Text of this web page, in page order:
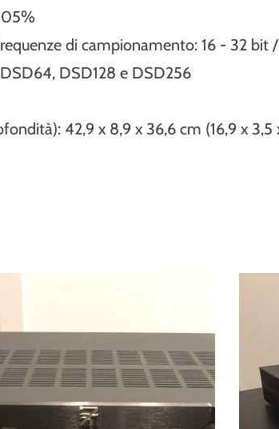
di campionamento: 16 - 32 bit
DSD128 e DSD256
42,9 x 8,9 x 36,6 cm (16,9 x 3,5